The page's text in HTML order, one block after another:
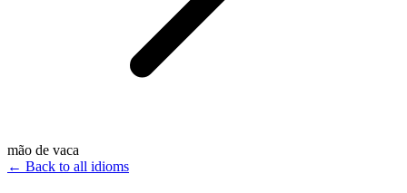
mão de vaca
← Back to all idioms